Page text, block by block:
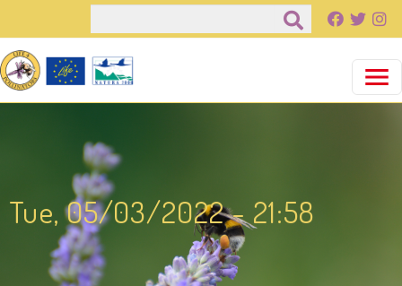
Παράκαμψη προς το κυρίως περιεχόμενο
Tue, 05/03/2022 - 21:58